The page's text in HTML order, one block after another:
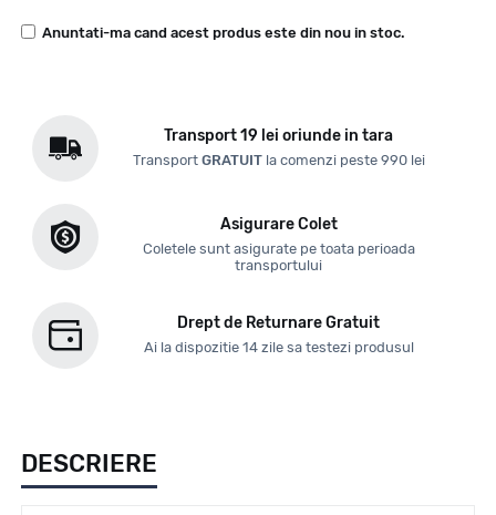
Anuntati-ma cand acest produs este din nou in stoc.
Transport 19 lei oriunde in tara
Transport GRATUITla comenzi peste 990 lei
Asigurare Colet
Coletele sunt asigurate pe toata perioada
transportului
Drept de Returnare Gratuit
Ai la dispozitie 14 zile sa testezi produsul
DESCRIERE